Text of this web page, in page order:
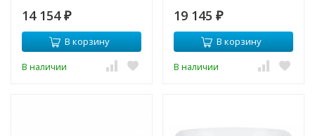
14 154 ₽
В корзину
В наличии
19 145 ₽
В корзину
В наличии